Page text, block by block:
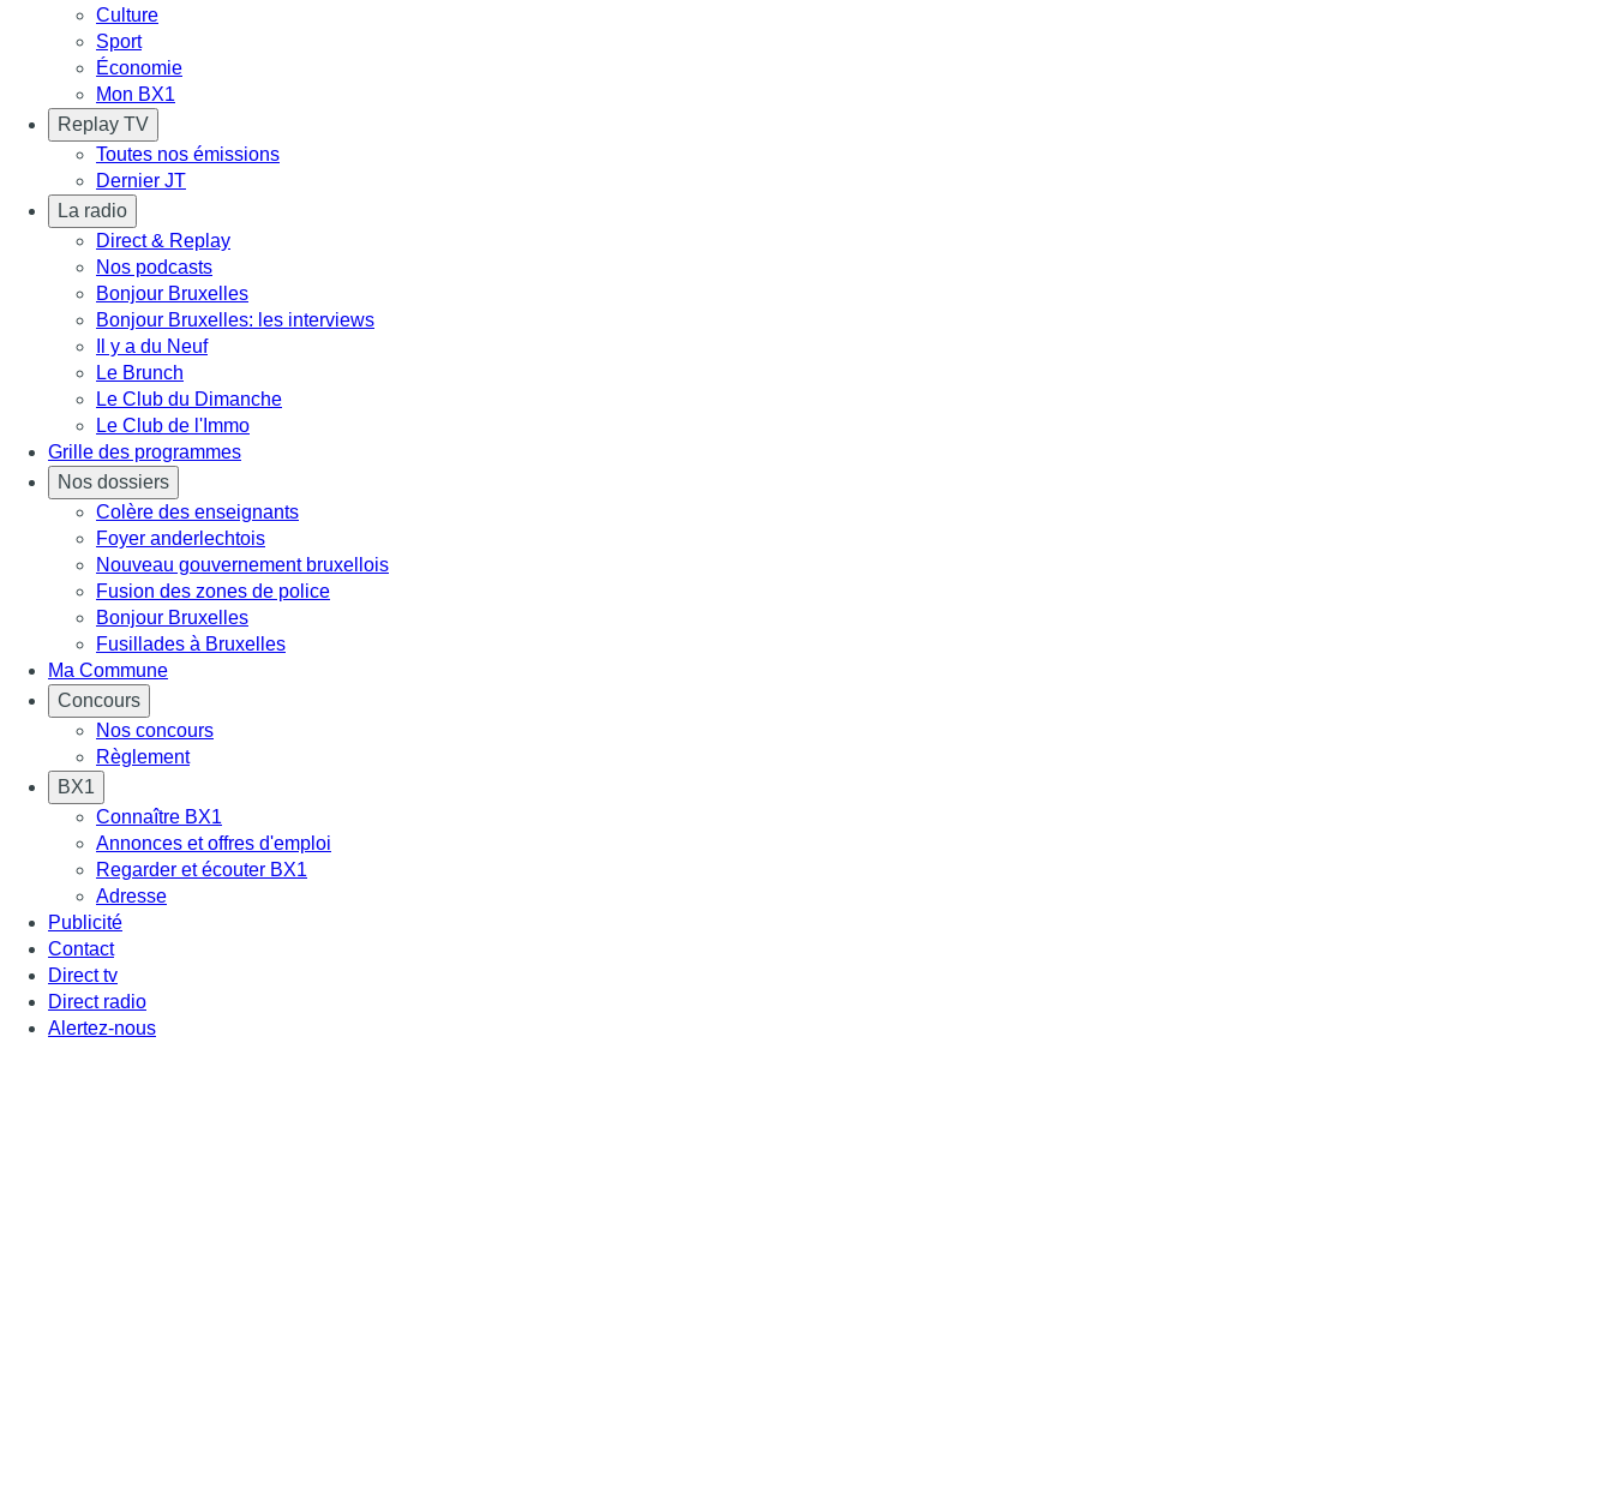
Culture
Sport
Économie
Mon BX1
Replay TV
Toutes nos émissions
Dernier JT
La radio
Direct & Replay
Nos podcasts
Bonjour Bruxelles
Bonjour Bruxelles: les interviews
Il y a du Neuf
Le Brunch
Le Club du Dimanche
Le Club de l'Immo
Grille des programmes
Nos dossiers
Colère des enseignants
Foyer anderlechtois
Nouveau gouvernement bruxellois
Fusion des zones de police
Bonjour Bruxelles
Fusillades à Bruxelles
Ma Commune
Concours
Nos concours
Règlement
BX1
Connaître BX1
Annonces et offres d'emploi
Regarder et écouter BX1
Adresse
Publicité
Contact
Direct tv
Direct radio
Alertez-nous